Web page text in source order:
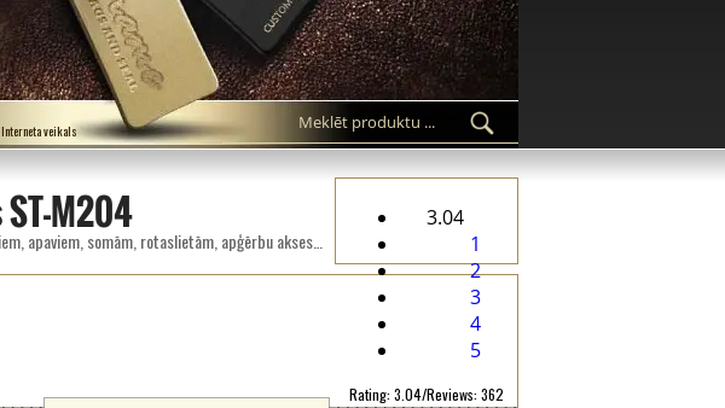
Interneta veikals
M204
3.04
1
2
3
4
5
Rating: 3.04/Reviews: 362